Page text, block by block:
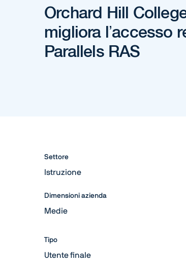
Orchard Hill
migliora l’accesso
Parallels RAS
Settore
Istruzione
Dimensioni azienda
Medie
Tipo
Utente finale